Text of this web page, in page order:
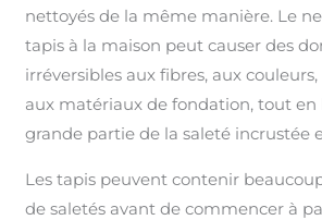
nettoyés de la même manière. Le
tapis à la maison peut causer des
irréversibles aux fibres, aux
aux matériaux de fondation, tout en
grande partie de la saleté incrustée
Les tapis peuvent contenir
de saletés avant de commencer à